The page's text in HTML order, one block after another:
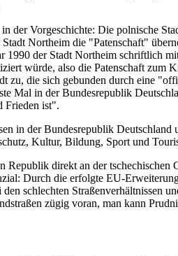
der Vorgeschichte: Die polnische
Northeim die "Patenschaft"
der Stadt Northeim schriftlich
würde, also die Patenschaft
zu, die sich gebunden durch eine
Mal in der Bundesrepublik
Frieden ist".
in der Bundesrepublik
Kultur, Bildung, Sport und
direkt an der
Durch die erfolgte EU-
schlechten Straßenverhältnissen
zügig voran, man kann